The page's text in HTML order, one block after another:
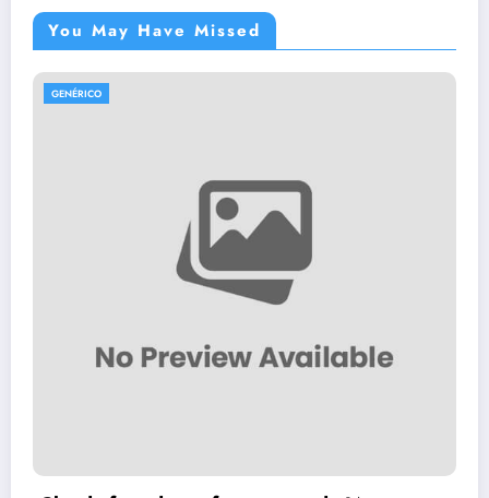
You May Have Missed